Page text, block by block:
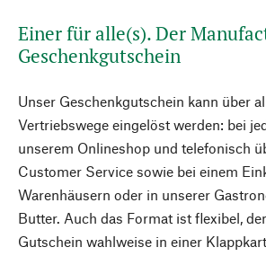
Einer für alle(s). Der
Geschenkgutschein
Unser Geschenkgutschein kann über
Vertriebswege eingelöst werden: bei
unserem Onlineshop und telefonisch
Customer Service sowie bei einem
Warenhäusern oder in unserer
Butter. Auch das Format ist flexibel,
Gutschein wahlweise in einer